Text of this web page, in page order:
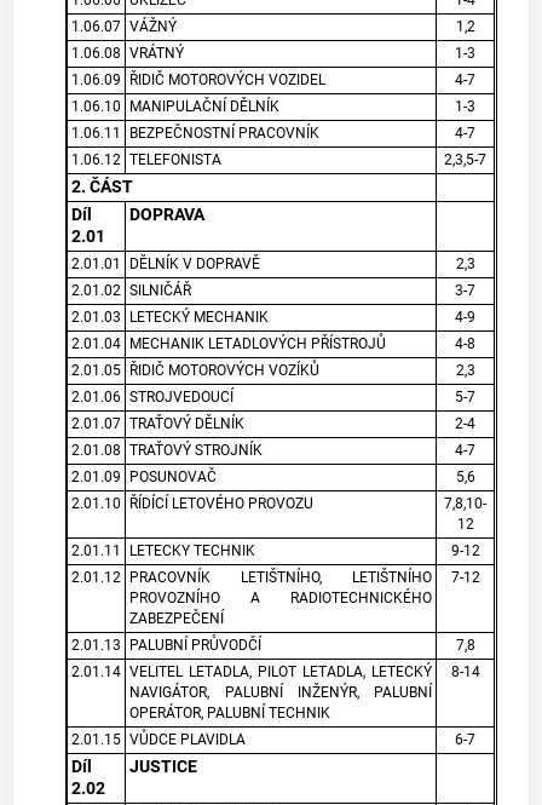
1.06.07 VÁŽNÝ
1,2
1.06.08 VRÁTNÝ
1-3
1.06.09
ŘIDIČ MOTOROVÝCH VOZIDEL
4-7
1.06.10
MANIPULAČNÍ DĚLNÍK
1-3
1.06.11
BEZPEČNOSTNÍ PRACOVNÍK
4-7
1.06.12 TELEFONISTA 2,3,5-7
2. ČÁST
Díl
2.01
DOPRAVA
2.01.01 DĚLNÍK V DOPRAVĚ
2,3
2.01.02 SILNIČÁŘ
3-7
2.01.03
LETECKÝ MECHANIK
4-9
2.01.04 MECHANIK LETADLOVÝCH PŘÍSTROJŮ
4-8
2.01.05 ŘIDIČ MOTOROVÝCH VOZÍKŮ
2,3
2.01.06 STROJVEDOUCÍ
5-7
2.01.07 TRAŤOVÝ DĚLNÍK
2-4
2.01.08 TRAŤOVÝ STROJNÍK
4-7
2.01.09
POSUNOVAČ
5,6
2.01.10
ŘÍDÍCÍ LETOVÉHO PROVOZU
7,8,10-
12
2.01.11
LETECKY TECHNIK
9-12
2.01.12
PRACOVNÍK LETIŠTNÍHO, LETIŠTNÍHO
PROVOZNÍHO A RADIOTECHNICKÉHO
ZABEZPEČENÍ
7-12
2.01.13 PALUBNÍ PRŮVODČÍ
7,8
2.01.14 VELITEL LETADLA, PILOT LETADLA, LETECKÝ
NAVIGÁTOR, PALUBNÍ INŽENÝR, PALUBNÍ
OPERÁTOR, PALUBNÍ TECHNIK
8-14
2.01.15 VŮDCE PLAVIDLA 6-7
Díl
2.02
JUSTICE